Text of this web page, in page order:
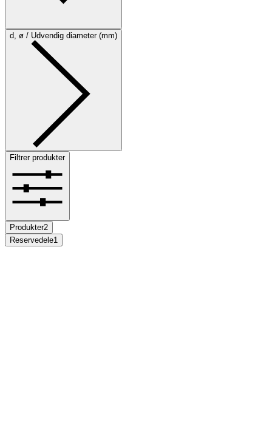
d, ø / Udvendig diameter (mm)
Filtrer produkter
Produkter2
Reservedele1